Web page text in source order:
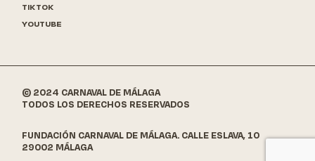
TIKTOK
YOUTUBE
© 2024 CARNAVAL DE MÁLAGA
TODOS LOS DERECHOS RESERVADOS
FUNDACIÓN CARNAVAL DE MÁLAGA. CALLE ESLAVA, 10
29002 MÁLAGA